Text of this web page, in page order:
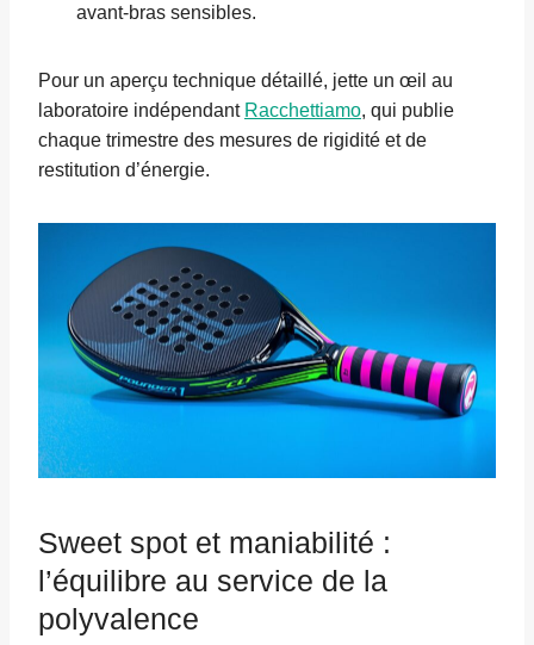
avant-bras sensibles.
Pour un aperçu technique détaillé, jette un œil au
laboratoire indépendant Racchettiamo, qui publie
chaque trimestre des mesures de rigidité et de
restitution d’énergie.
Sweet spot et maniabilité :
l’équilibre au service de la
polyvalence